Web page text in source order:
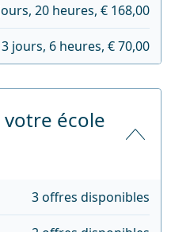
20 heures, € 168,00
3 jours, 6 heures, € 70,00
votre école
3 offres disponibles